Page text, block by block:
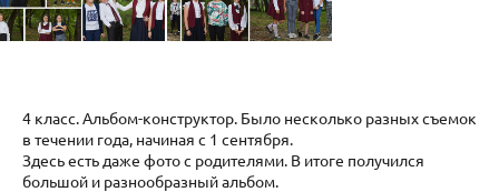
4 класс. Альбом-конструктор. Было несколько разных съемок
в течении года, начиная с 1 сентября.
Здесь есть даже фото с родителями. В итоге получился
большой и разнообразный альбом.